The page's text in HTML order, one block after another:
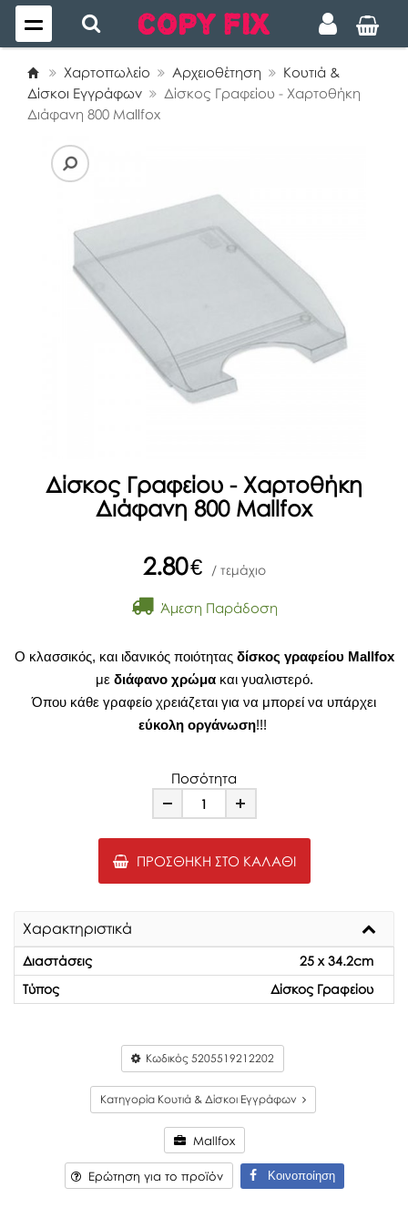
Χαρτοπωλείο Αρχειοθέτηση
Κουτιά &
Δίσκοι Εγγράφων
Δίσκος Γραφείου - Χαρτοθήκη
Διάφανη 800 Mallfox
Δίσκος Γραφείου - Χαρτοθήκη
Διάφανη 800 Mallfox
2.80€ / τεμάχιο
Άμεση Παράδοση
Ο κλασσικός, και ιδανικός ποιότηταςδίσκος γραφείου Mallfox
με διάφανο χρώμακαι γυαλιστερό.
Όπου κάθε γραφείο χρειάζεται για να μπορεί να υπάρχει
εύκολη οργάνωση!!!
Ποσότητα
Minus Plus
ΠΡΟΣΘΉΚΗ ΣΤΟ ΚΑΛΆΘΙ
Χαρακτηριστικά
Διαστάσεις
25 x 34.2cm
Τύπος
Δίσκος Γραφείου
Κωδικός 5205519212202
Κατηγορία Κουτιά & Δίσκοι Εγγράφων
Mallfox
Ερώτηση για το προϊόν Κοινοποίηση